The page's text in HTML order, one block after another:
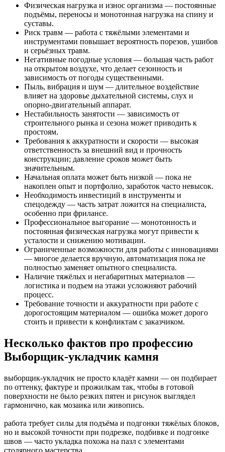
Физическая нагрузка и износ организма — постоянные
подъёмы, переносы и монотонная нагрузка на спину и
суставы.
Риск травм — работа с тяжёлыми элементами и
инструментами повышает вероятность порезов, ушибов
и серьёзных травм.
Негативные погодные условия — большая часть работ
на открытом воздухе, что делает сезонность и
зависимость от погоды существенными.
Пыль, вибрация и шум — длительное воздействие
влияет на здоровье дыхательной системы, слух и
опорно-двигательный аппарат.
Нестабильность занятости — зависимость от
строительного рынка и сезона может приводить к
простоям.
Требования к аккуратности и скорости — высокая
ответственность за внешний вид и прочность
конструкции; давление сроков может быть
значительным.
Начальная оплата может быть низкой — пока не
накоплен опыт и портфолио, заработок часто невысок.
Необходимость инвестиций в инструменты и
спецодежду — часть затрат ложится на специалиста,
особенно при фрилансе.
Профессиональное выгорание — монотонность и
постоянная физическая нагрузка могут привести к
усталости и снижению мотивации.
Ограниченные возможности для работы с инновациями
— многое делается вручную, автоматизация пока не
полностью заменяет опытного специалиста.
Наличие тяжёлых и негабаритных материалов —
логистика и подъем на этажи усложняют рабочий
процесс.
Требование точности и аккуратности при работе с
дорогостоящим материалом — ошибка может дорого
стоить и привести к конфликтам с заказчиком.
Несколько фактов про профессию
Выборщик-укладчик камня
выборщик-укладчик не просто кладёт камни — он подбирает
по оттенку, фактуре и прожилкам так, чтобы в готовой
поверхности не было резких пятен и рисунок выглядел
гармонично, как мозаика или живопись.
работа требует силы для подъёма и подгонки тяжёлых блоков,
но и высокой точности при подрезке, подбивке и подгонке
швов — часто укладка похожа на пазл с элементами